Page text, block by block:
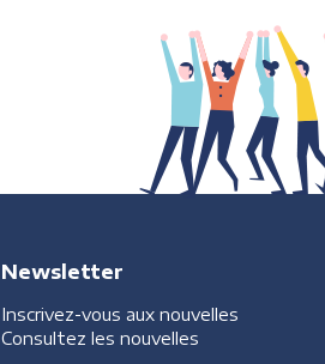
Newsletter
Inscrivez-vous aux nouvelles
Consultez les nouvelles